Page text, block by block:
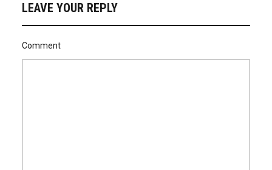
LEAVE YOUR REPLY
Comment